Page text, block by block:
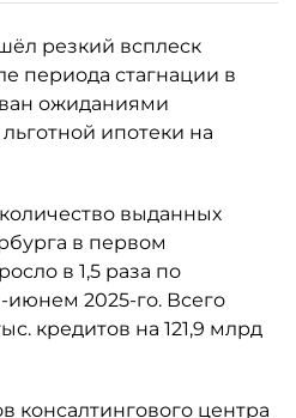
резкий всплеск
периода стагнации в
ожиданиями
ипотеки на
выданных
в первом
в 1,5 раза по
2025-го. Всего
кредитов на 121,9 млрд
консалтингового центра